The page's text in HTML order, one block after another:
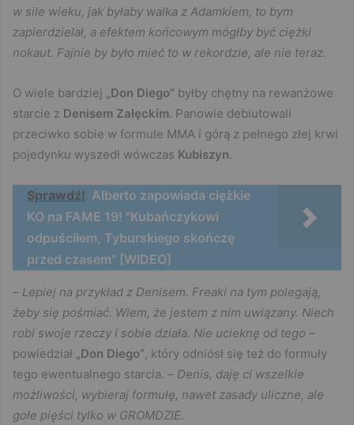
w sile wieku, jak byłaby walka z Adamkiem, to bym
zapierdzielał, a efektem końcowym mógłby być ciężki
nokaut. Fajnie by było mieć to w rekordzie, ale nie teraz.
O wiele bardziej „Don Diego” byłby chętny na rewanżowe
starcie z Denisem Załęckim. Panowie debiutowali
przeciwko sobie w formule MMA i górą z pełnego złej krwi
pojedynku wyszedł wówczas Kubiszyn.
Sprawdź! Alberto zapowiada ciężkie
KO na FAME 19! "Kubańczykowi
odpuściłem, Tyburskiego skończę
przed czasem" [WIDEO]
– Lepiej na przykład z Denisem. Freaki na tym polegają,
żeby się pośmiać. Wiem, że jestem z nim uwiązany. Niech
robi swoje rzeczy i sobie działa. Nie ucieknę od tego –
powiedział „Don Diego”, który odniósł się też do formuły
tego ewentualnego starcia. – Denis, daję ci wszelkie
możliwości, wybieraj formułę, nawet zasady uliczne, ale
gołe pięści tylko w GROMDZIE.